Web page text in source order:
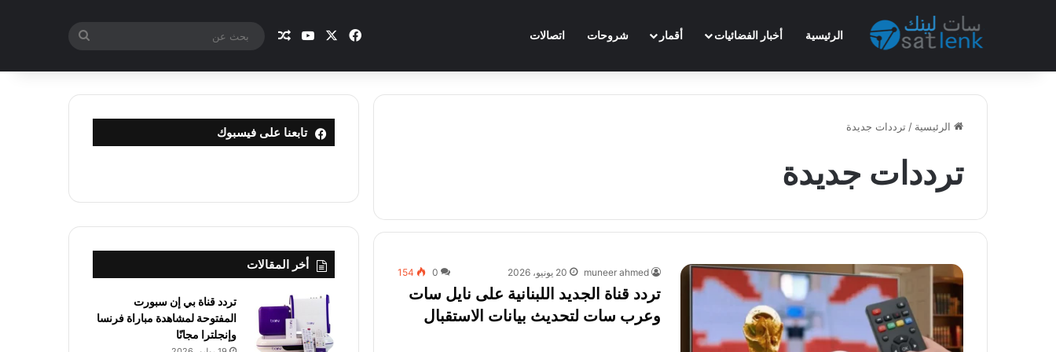
الرئيسية أخبار الفضائيات أقمار شروحات اتصالات فيسبوك يوتيوب مقال عشوائي
الرئيسية / ترددات جديدة
ترددات جديدة
muneer ahmed 20 يونيو، 2026 0
154
تردد قناة الجديد اللبنانية على نايل سات
وعرب سات لتحديث بيانات الاستقبال
تابعنا على فيسبوك
أخر المقالات
تردد قناة بي إن سبورت
المفتوحة لمشاهدة مباراة فرنسا
وإنجلترا مجانًا